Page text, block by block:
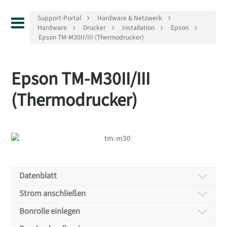
Support-Portal
Hardware & Netzwerk
Hardware
Drucker Installation
Epson
Epson TM-M30II/III (Thermodrucker)
Epson TM-M30II/III
(Thermodrucker)
Datenblatt
Strom anschließen
Verbinden Sie den Drucker mit seinem Netzteil.
Bonrolle einlegen